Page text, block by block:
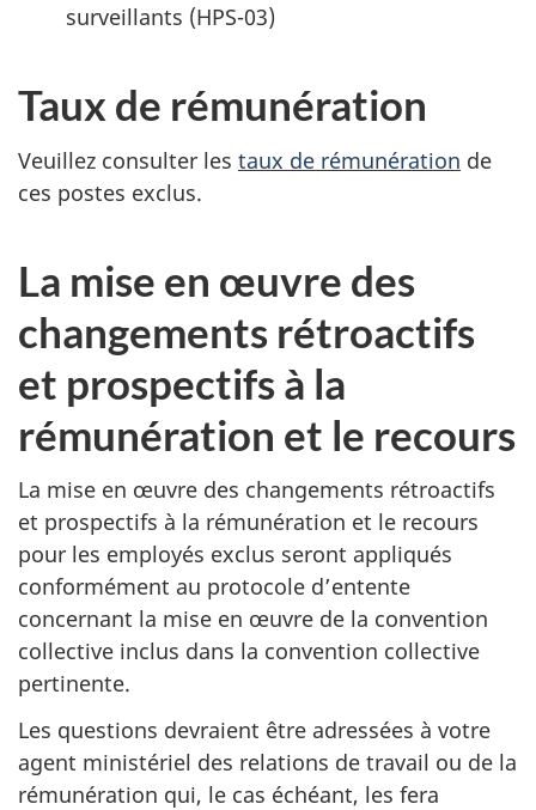
surveillants (HPS-03)
Taux de rémunération
Veuillez consulter les taux de rémunération de
ces postes exclus.
La mise en œuvre des
changements rétroactifs
et prospectifs à la
rémunération et le recours
La mise en œuvre des changements rétroactifs
et prospectifs à la rémunération et le recours
pour les employés exclus seront appliqués
conformément au protocole d’entente
concernant la mise en œuvre de la convention
collective inclus dans la convention collective
pertinente.
Les questions devraient être adressées à votre
agent ministériel des relations de travail ou de la
rémunération qui, le cas échéant, les fera